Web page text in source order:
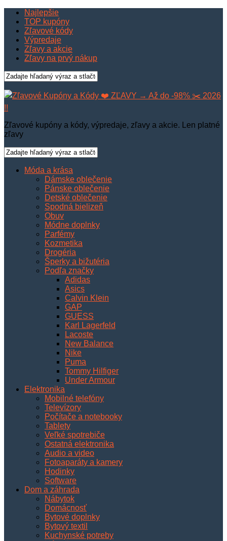
Najlepšie
TOP kupóny
Zľavové kódy
Výpredaje
Zľavy a akcie
Zľavy na prvý nákup
Zľavové kupóny a kódy, výpredaje, zľavy a akcie. Len platné
zľavy
Móda a krása
Dámske oblečenie
Pánske oblečenie
Detské oblečenie
Spodná bielizeň
Obuv
Módne doplnky
Parfémy
Kozmetika
Drogéria
Šperky a bižutéria
Podľa značky
Adidas
Asics
Calvin Klein
GAP
GUESS
Karl Lagerfeld
Lacoste
New Balance
Nike
Puma
Tommy Hilfiger
Under Armour
Elektronika
Mobilné telefóny
Televízory
Počítače a notebooky
Tablety
Veľké spotrebiče
Ostatná elektronika
Audio a video
Fotoaparáty a kamery
Hodinky
Software
Dom a záhrada
Nábytok
Domácnosť
Bytové doplnky
Bytový textil
Kuchynské potreby